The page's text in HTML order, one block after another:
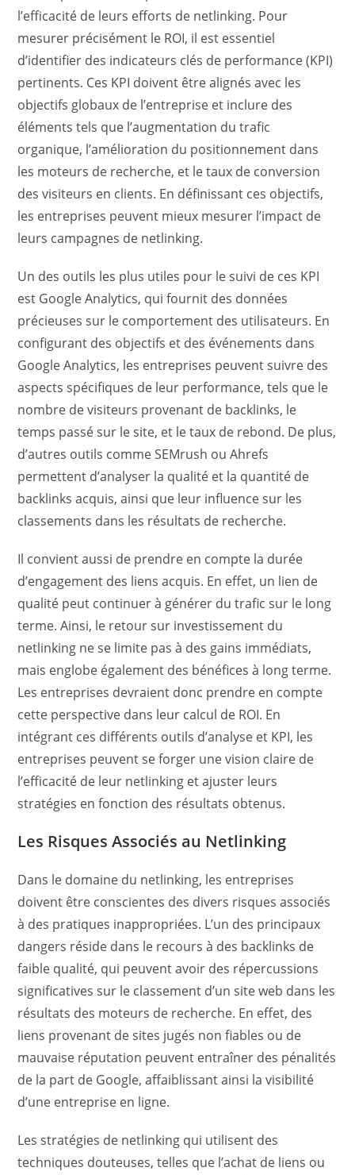
l’efficacité de leurs efforts de netlinking. Pour
mesurer précisément le ROI, il est essentiel
d’identifier des indicateurs clés de performance (KPI)
pertinents. Ces KPI doivent être alignés avec les
objectifs globaux de l’entreprise et inclure des
éléments tels que l’augmentation du trafic
organique, l’amélioration du positionnement dans
les moteurs de recherche, et le taux de conversion
des visiteurs en clients. En définissant ces objectifs,
les entreprises peuvent mieux mesurer l’impact de
leurs campagnes de netlinking.
Un des outils les plus utiles pour le suivi de ces KPI
est Google Analytics, qui fournit des données
précieuses sur le comportement des utilisateurs. En
configurant des objectifs et des événements dans
Google Analytics, les entreprises peuvent suivre des
aspects spécifiques de leur performance, tels que le
nombre de visiteurs provenant de backlinks, le
temps passé sur le site, et le taux de rebond. De plus,
d’autres outils comme SEMrush ou Ahrefs
permettent d’analyser la qualité et la quantité de
backlinks acquis, ainsi que leur influence sur les
classements dans les résultats de recherche.
Il convient aussi de prendre en compte la durée
d’engagement des liens acquis. En effet, un lien de
qualité peut continuer à générer du trafic sur le long
terme. Ainsi, le retour sur investissement du
netlinking ne se limite pas à des gains immédiats,
mais englobe également des bénéfices à long terme.
Les entreprises devraient donc prendre en compte
cette perspective dans leur calcul de ROI. En
intégrant ces différents outils d’analyse et KPI, les
entreprises peuvent se forger une vision claire de
l’efficacité de leur netlinking et ajuster leurs
stratégies en fonction des résultats obtenus.
Les Risques Associés au Netlinking
Dans le domaine du netlinking, les entreprises
doivent être conscientes des divers risques associés
à des pratiques inappropriées. L’un des principaux
dangers réside dans le recours à des backlinks de
faible qualité, qui peuvent avoir des répercussions
significatives sur le classement d’un site web dans les
résultats des moteurs de recherche. En effet, des
liens provenant de sites jugés non fiables ou de
mauvaise réputation peuvent entraîner des pénalités
de la part de Google, affaiblissant ainsi la visibilité
d’une entreprise en ligne.
Les stratégies de netlinking qui utilisent des
techniques douteuses, telles que l’achat de liens ou